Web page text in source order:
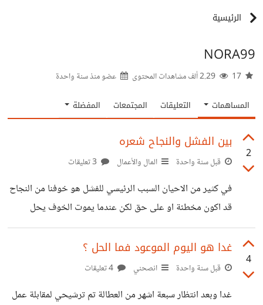
الرئيسية
NORA99
عضو منذسنة واحدة
المساهمات التعليقات المجتمعات المفضلة
2
بين الفشل والنجاح شعره
قبل سنة واحدة المال والأعمال
في كثير من الاحيان السبب الرئيسي للفشل هو خوفنا من النجاح
قد اكون مخطئة او على حق لكن عندما يموت الخوف يحل
النجاح قس ذالك على جميع امور الحياة ف اهم اسباب النجاح
هو الشجاعة والاقدام والثقة بالنفس وفي مجال المال والاعمال
لابد ان تدعم هذه الاسباب بالتخطيط والتحليل والبراهين التي
4
غدا هو اليوم الموعود فما الحل ؟
قبل سنة واحدة انصحني
غدا وبعد انتظار سبعة اشهر من العطالة تم ترشيحي لمقابلة عمل